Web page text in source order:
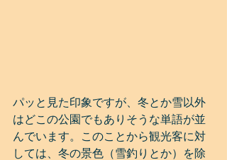
パッと見た印象ですが、冬とか雪以外
はどこの公園でもありそうな単語が並
んでいます。このことから観光客に対
しては、冬の景色（雪釣りとか）を除